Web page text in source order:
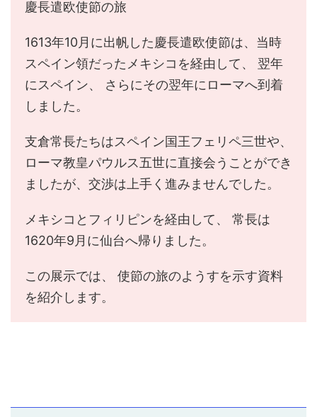
慶長遣欧使節の旅
1613年10月に出帆した慶長遣欧使節は、当時
スペイン領だったメキシコを経由して、 翌年
にスペイン、 さらにその翌年にローマへ到着
しました。
支倉常長たちはスペイン国王フェリペ三世や、
ローマ教皇パウルス五世に直接会うことができ
ましたが、交渉は上手く進みませんでした。
メキシコとフィリピンを経由して、 常長は
1620年9月に仙台へ帰りました。
この展示では、 使節の旅のようすを示す資料
を紹介します。